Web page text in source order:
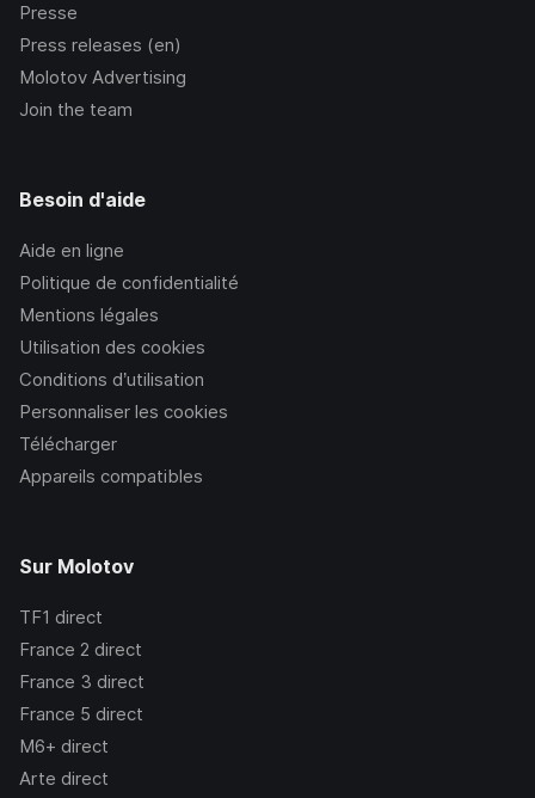
Presse
Press releases (en)
Molotov Advertising
Join the team
Besoin d'aide
Aide en ligne
Politique de confidentialité
Mentions légales
Utilisation des cookies
Conditions d’utilisation
Personnaliser les cookies
Télécharger
Appareils compatibles
Sur Molotov
TF1 direct
France 2 direct
France 3 direct
France 5 direct
M6+ direct
Arte direct